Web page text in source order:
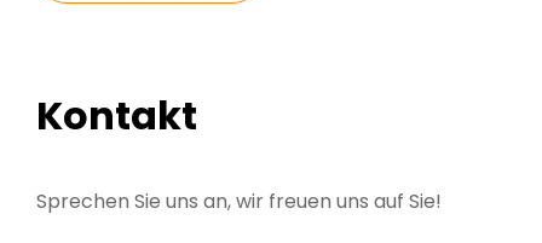
Kontakt
Sprechen Sie uns an, wir freuen uns auf Sie!